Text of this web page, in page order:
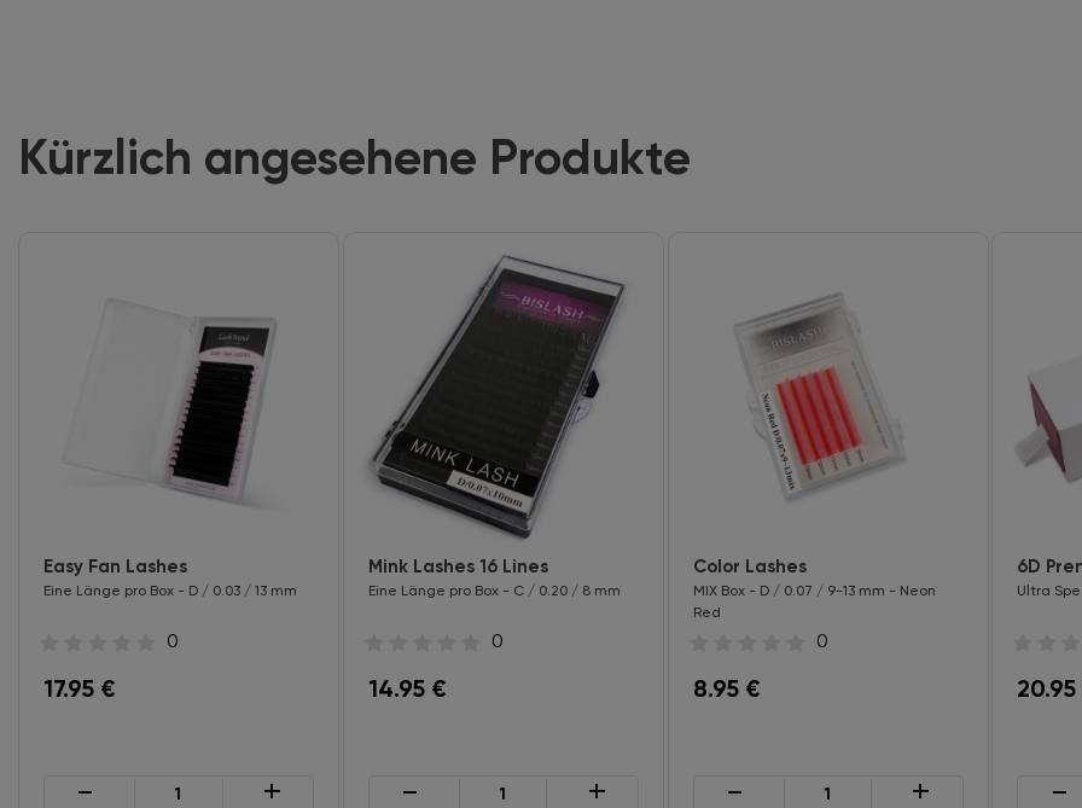
Kürzlich angesehene Produkte
Easy Fan Lashes
Eine Länge pro Box - D / 0.03 / 13 mm
0
17.95 €
- +
Mink Lashes 16 Lines
Eine Länge pro Box - C / 0.20 / 8 mm
0
14.95€
- +
Color Lashes
MIX Box - D / 0.07 / 9-13 mm - Neon
Red
0
8.95€
- +
6D
Ultra
20.95
-